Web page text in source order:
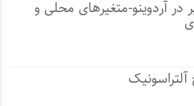
در آردوینو-متغیرهای محلی و